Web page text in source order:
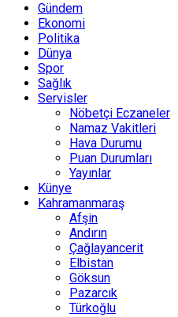
Gündem
Ekonomi
Politika
Dünya
Spor
Sağlık
Servisler
Nöbetçi Eczaneler
Namaz Vakitleri
Hava Durumu
Puan Durumları
Yayınlar
Künye
Kahramanmaraş
Afşin
Andırın
Çağlayancerit
Elbistan
Göksun
Pazarcık
Türkoğlu